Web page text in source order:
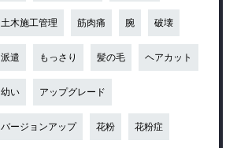
土木施工管理 筋肉痛 腕 破壊
派遣 もっさり 髪の毛 ヘアカット
幼い アップグレード
バージョンアップ 花粉 花粉症